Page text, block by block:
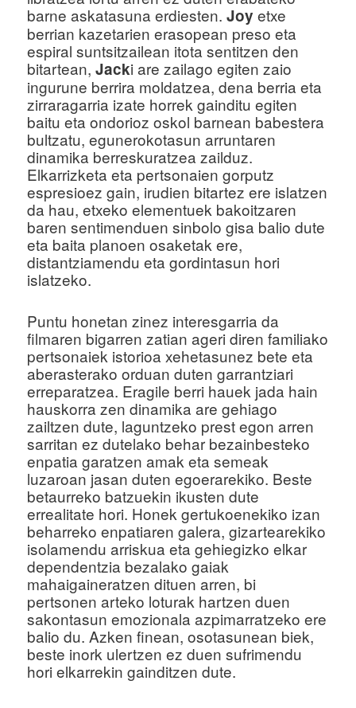
barne askatasuna erdiesten.Joy etxe
berrian kazetarien erasopean preso eta
espiral suntsitzailean itota sentitzen den
bitartean,Jacki are zailago egiten zaio
ingurune berrira moldatzea, dena berria eta
zirraragarria izate horrek gainditu egiten
baitu eta ondorioz oskol barnean babestera
bultzatu, egunerokotasun arruntaren
dinamika berreskuratzea zailduz.
Elkarrizketa eta pertsonaien gorputz
espresioez gain, irudien bitartez ere islatzen
da hau, etxeko elementuek bakoitzaren
baren sentimenduen sinbolo gisa balio dute
eta baita planoen osaketak ere,
distantziamendu eta gordintasun hori
islatzeko.
Puntu honetan zinez interesgarria da
filmaren bigarren zatian ageri diren familiako
pertsonaiek istorioa xehetasunez bete eta
aberasterako orduan duten garrantziari
erreparatzea. Eragile berri hauek jada hain
hauskorra zen dinamika are gehiago
zailtzen dute, laguntzeko prest egon arren
sarritan ez dutelako behar bezainbesteko
enpatia garatzen amak eta semeak
luzaroan jasan duten egoerarekiko. Beste
betaurreko batzuekin ikusten dute
errealitate hori. Honek gertukoenekiko izan
beharreko enpatiaren galera, gizartearekiko
isolamendu arriskua eta gehiegizko elkar
dependentzia bezalako gaiak
mahaigaineratzen dituen arren, bi
pertsonen arteko loturak hartzen duen
sakontasun emozionala azpimarratzeko ere
balio du. Azken finean, osotasunean biek,
beste inork ulertzen ez duen sufrimendu
hori elkarrekin gainditzen dute.